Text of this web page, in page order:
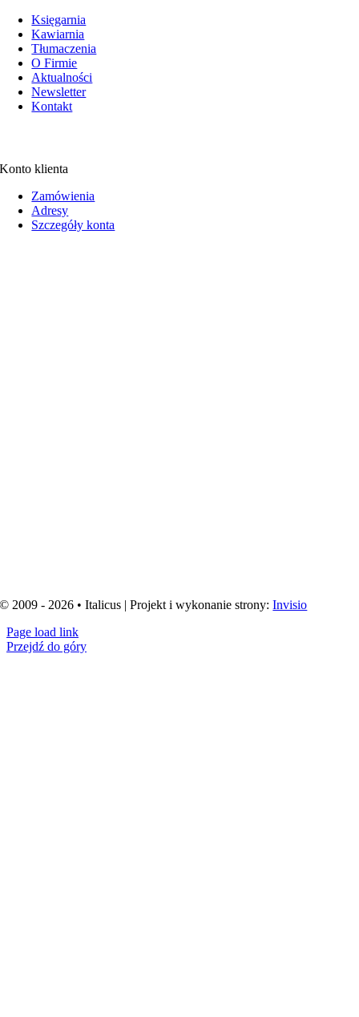
Księgarnia
Kawiarnia
Tłumaczenia
O Firmie
Aktualności
Newsletter
Kontakt
Konto klienta
Zamówienia
Adresy
Szczegóły konta
© 2009 - 2026 • Italicus | Projekt i wykonanie strony:Invisio
Page load link
Przejdź do góry